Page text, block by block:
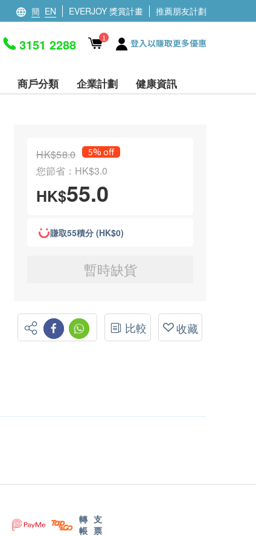
簡 EN EVERJOY 獎賞計畫 推薦朋友計劃
3151 2288 1 登入以賺取更多優惠
商戶分類 企業計劃 健康資訊
HK$58.0 5% off
您節省：HK$3.0
HK$55.0
賺取55積分 (HK$0)
暫時缺貨
比較 收藏
轉
帳
支
票